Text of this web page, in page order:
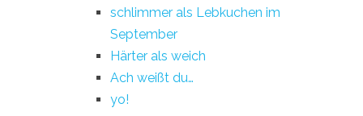
schlimmer als Lebkuchen im
September
Härter als weich
Ach weißt du…
yo!